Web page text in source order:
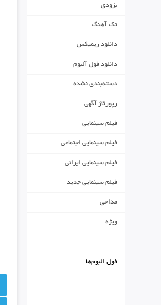
بزودی
تک آهنگ
دانلود ریمیکس
دانلود فول آلبوم
دسته‌بندی نشده
رپورتاژ آگهی
فیلم سینمایی
فیلم سینمایی اجتماعی
فیلم سینمایی ایرانی
فیلم سینمایی جدید
مداحی
ویژه
فول البوم‌ها